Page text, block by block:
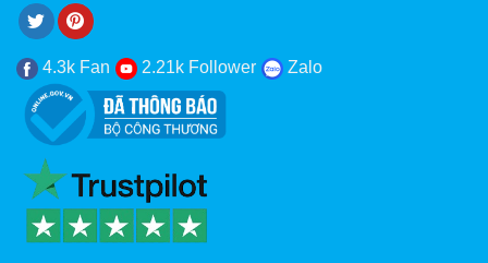
4.3k Fan 2.21k Follower Zalo